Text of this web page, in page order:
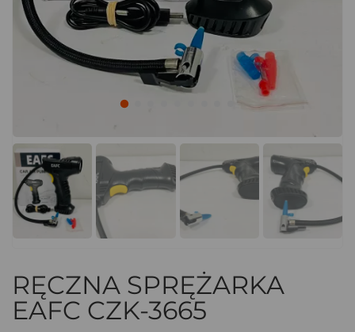
RĘCZNA SPRĘŻARKA
EAFC CZK-3665